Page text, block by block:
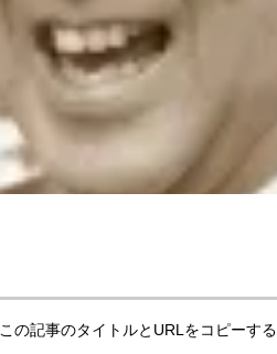
この記事のタイトルとURLをコピーする